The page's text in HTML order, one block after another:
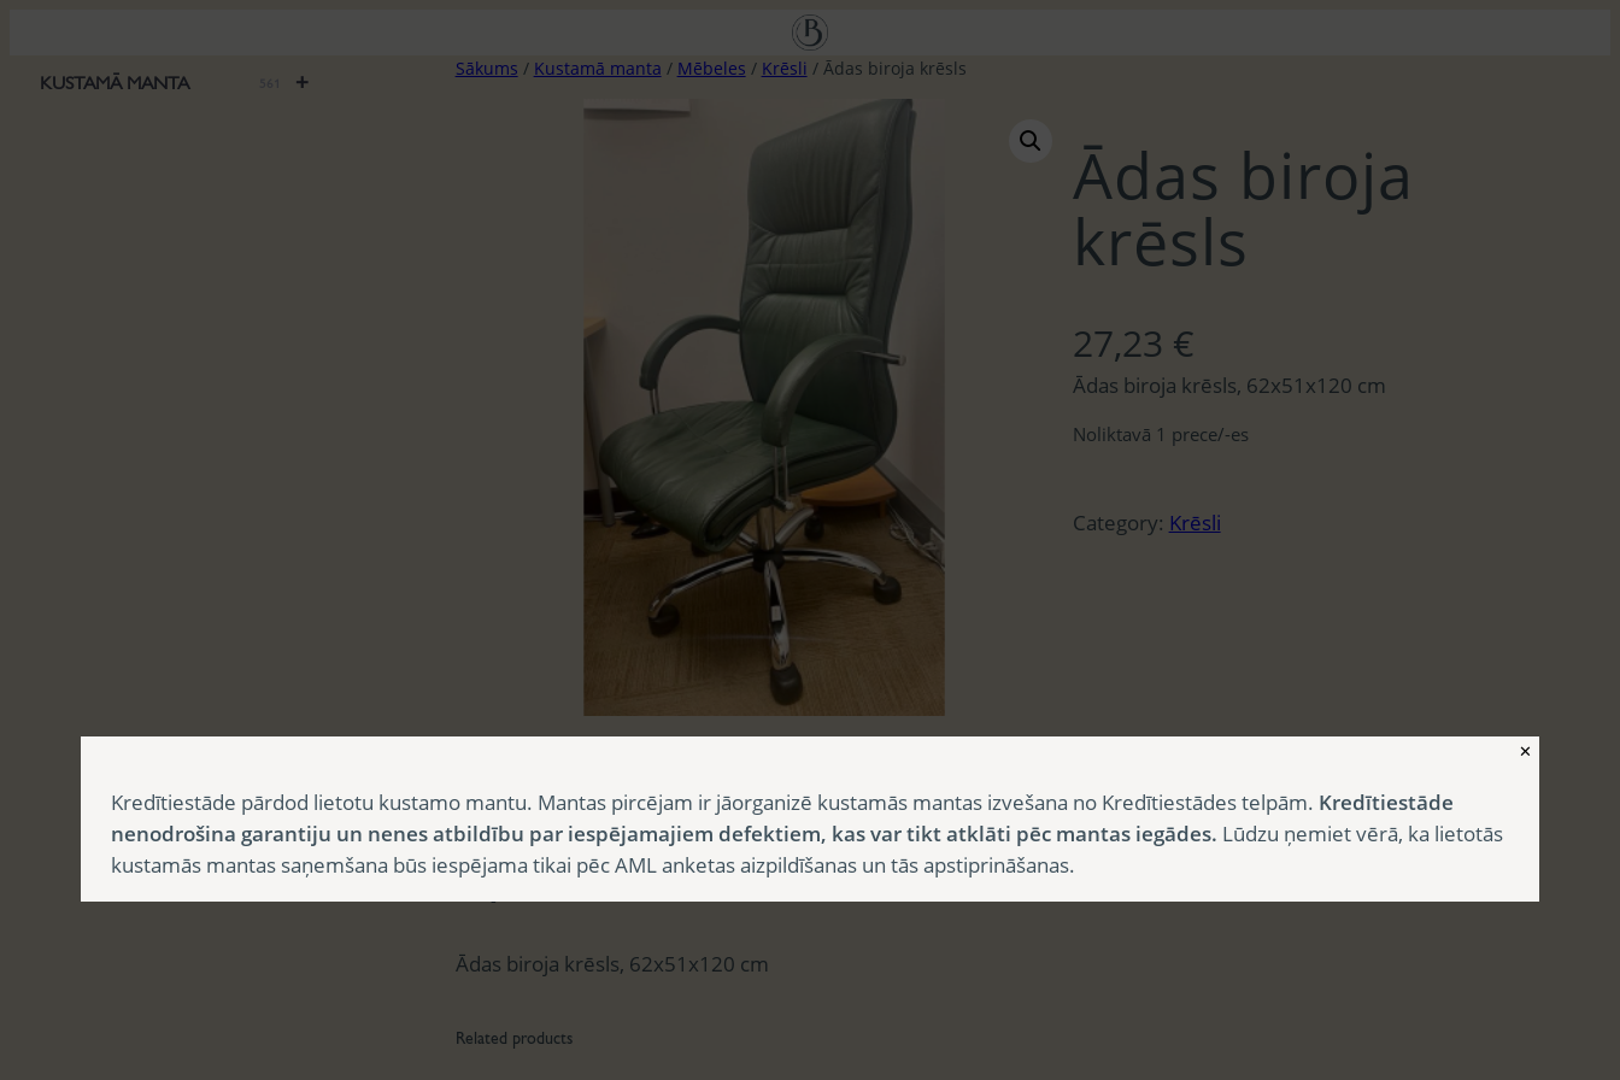
saturu
+
KUSTAMĀ MANTA
Sākums / Kustamā manta / Mēbeles / Krēsli / Ādas biroja krēsls
Ādas biroja
krēsls
27,23 €
Ādas biroja krēsls, 62x51x120 cm
Noliktavā 1 prece/-es
Category: Krēsli
Apraksts
Ādas biroja krēsls, 62x51x120 cm
Related products
✕
Kredītiestāde pārdod lietotu kustamo mantu. Mantas pircējam ir jāorganizē kustamās mantas izvešana no Kredītiestādes telpām. Kredītiestāde
nenodrošina garantiju un nenes atbildību par iespējamajiem defektiem, kas var tikt atklāti pēc mantas iegādes. Lūdzu ņemiet vērā, ka lietotās
kustamās mantas saņemšana būs iespējama tikai pēc AML anketas aizpildīšanas un tās apstiprināšanas.